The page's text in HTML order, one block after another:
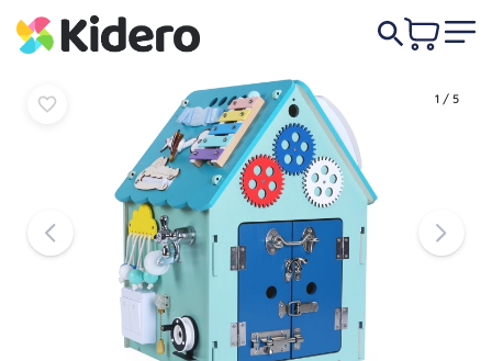
1 / 5
107,00 €
In